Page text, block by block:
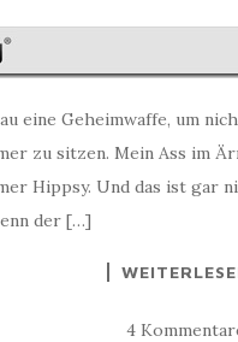
eine Geheimwaffe, um
zu sitzen. Mein Ass im
Hippsy. Und das ist gar
der […]
4